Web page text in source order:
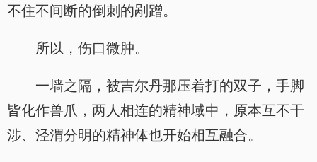
不住不间断的倒刺的剐蹭。
所以，伤口微肿。
一墙之隔，被吉尔丹那压着打的双子，手脚
皆化作兽爪，两人相连的精神域中，原本互不干
涉、泾渭分明的精神体也开始相互融合。